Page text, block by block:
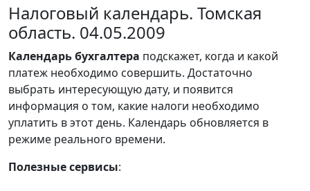
Налоговый календарь. Томская
область. 04.05.2009
Календарьбухгалтера подскажет, когда и какой
платеж необходимо совершить. Достаточно
выбрать интересующую дату, и появится
информация о том, какие налоги необходимо
уплатить в этот день. Календарь обновляется в
режиме реального времени.
Полезные сервисы: